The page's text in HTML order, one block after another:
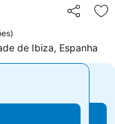
Partilhar
)
de Ibiza, Espanha